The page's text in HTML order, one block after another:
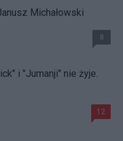
Michałowski
8
i "Jumanji" nie żyje.
12